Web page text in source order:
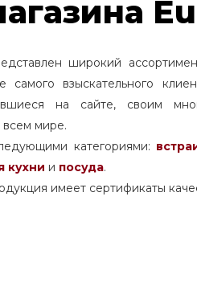
широкий
самого взыскательного
на сайте, своим
мире.
категориями:
кухни и посуда.
имеет сертификаты